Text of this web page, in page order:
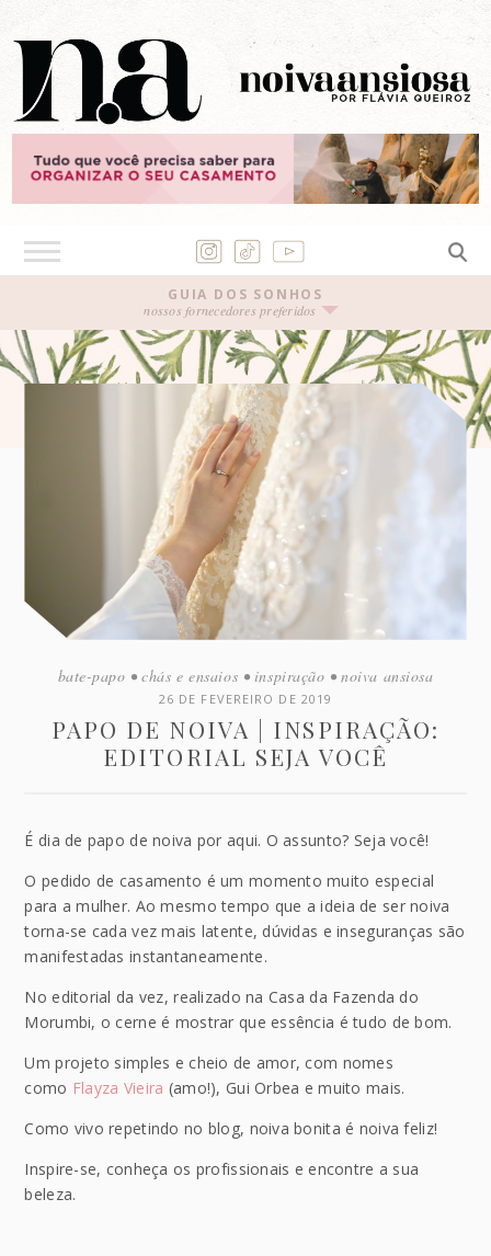
GUIA DOS SONHOS
nossos fornecedores preferidos
bate-papo • chás e ensaios • inspiração • noiva ansiosa
26 DE FEVEREIRO DE 2019
PAPO DE NOIVA | INSPIRAÇÃO:
EDITORIAL SEJA VOCÊ
É dia de papo de noiva por aqui. O assunto? Seja você!
O pedido de casamento é um momento muito especial
para a mulher. Ao mesmo tempo que a ideia de ser noiva
torna-se cada vez mais latente, dúvidas e inseguranças são
manifestadas instantaneamente.
No editorial da vez, realizado na Casa da Fazenda do
Morumbi, o cerne é mostrar que essência é tudo de bom.
Um projeto simples e cheio de amor, com nomes
como Flayza Vieira (amo!), Gui Orbea e muito mais.
Como vivo repetindo no blog, noiva bonita é noiva feliz!
Inspire-se, conheça os profissionais e encontre a sua
beleza.